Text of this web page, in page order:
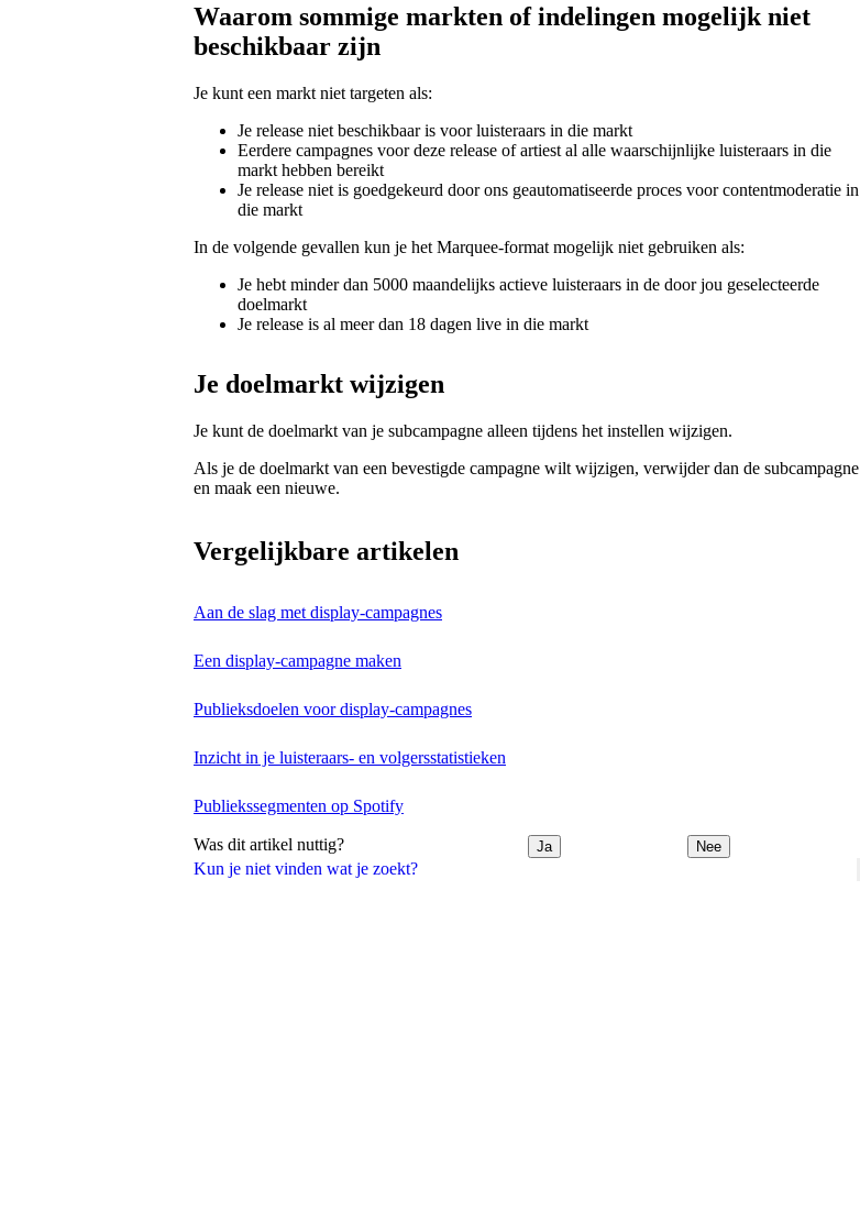
Kun je niet vinden wat je zoekt?
Waarom sommige markten of indelingen mogelijk niet
beschikbaar zijn
Je kunt een markt niet targeten als:
Je release niet beschikbaar is voor luisteraars in die markt
Eerdere campagnes voor deze release of artiest al alle waarschijnlijke luisteraars in die
markt hebben bereikt
Je release niet is goedgekeurd door ons geautomatiseerde proces voor contentmoderatie in
die markt
In de volgende gevallen kun je het Marquee-format mogelijk niet gebruiken als:
Je hebt minder dan 5000 maandelijks actieve luisteraars in de door jou geselecteerde
doelmarkt
Je release is al meer dan 18 dagen live in die markt
Je doelmarkt wijzigen
Je kunt de doelmarkt van je subcampagne alleen tijdens het instellen wijzigen.
Als je de doelmarkt van een bevestigde campagne wilt wijzigen, verwijder dan de subcampagne
en maak een nieuwe.
Vergelijkbare artikelen
Aan de slag met display-campagnes
Een display-campagne maken
Publieksdoelen voor display-campagnes
Inzicht in je luisteraars- en volgersstatistieken
Publiekssegmenten op Spotify
Was dit artikel nuttig? Ja Nee